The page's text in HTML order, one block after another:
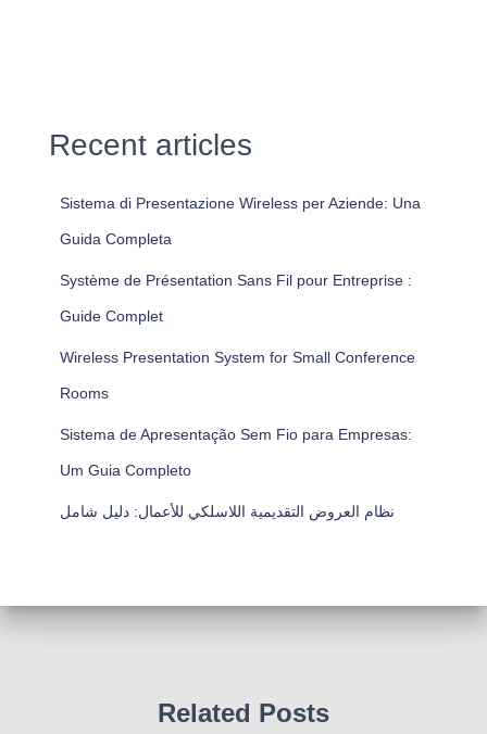
Recent articles
Sistema di Presentazione Wireless per Aziende: Una
Guida Completa
Système de Présentation Sans Fil pour Entreprise :
Guide Complet
Wireless Presentation System for Small Conference
Rooms
Sistema de Apresentação Sem Fio para Empresas:
Um Guia Completo
نظام العروض التقديمية اللاسلكي للأعمال: دليل شامل
Related Posts